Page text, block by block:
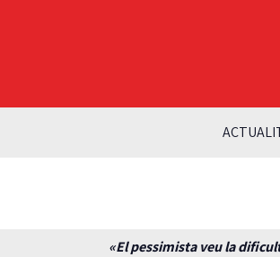
«El pessimista veu la